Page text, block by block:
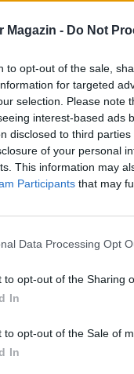
Magazin - Do Not
to opt-out of the sale,
for targeted
selection. Please note
interest-based ads
disclosed to third
of your personal
This information may
Participants that may
Data Processing Opt
to opt-out of the Sharing
In
to opt-out of the Sale of
In